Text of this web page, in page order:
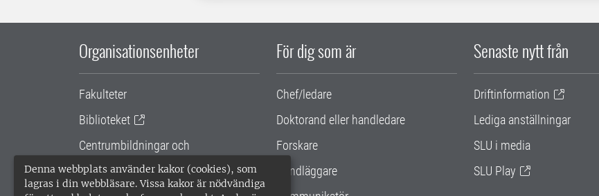
Denna webbplats använder kakor (cookies), som
lagras i din webbläsare. Vissa kakor är nödvändiga
Organisationsenheter
Fakulteter
Biblioteket
Centrumbildningar och
samarbetsprojekt
Gemensamma verksamhetsstödet
För dig som är
Chef/ledare
Doktorand eller handledare
Forskare
Handläggare
Senaste nytt från
Driftinformation
Lediga anställningar
SLU i media
SLU Play